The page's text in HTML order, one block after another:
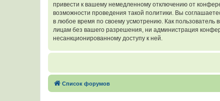
привести к вашему немедленному отключению от
возможности проведения такой политики. Вы
в любое время по своему усмотрению. Как
лицам без вашего разрешения, ни администрация
несанкционированному доступу к ней.
Список форумов